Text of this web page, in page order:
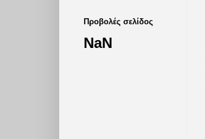
Προβολές σελίδος
NaN